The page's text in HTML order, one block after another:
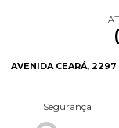
AVENIDA CEARÁ,
Segurança